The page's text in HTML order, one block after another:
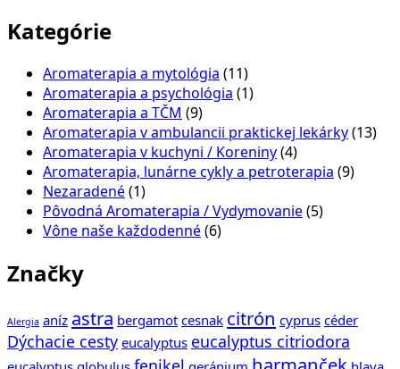
Kategórie
Aromaterapia a mytológia (11)
Aromaterapia a psychológia (1)
Aromaterapia a TČM (9)
Aromaterapia v ambulancii praktickej lekárky(13)
Aromaterapia v kuchyni / Koreniny(4)
Aromaterapia, lunárne cykly a petroterapia (9)
Nezaradené(1)
Pôvodná Aromaterapia / Vydymovanie(5)
Vône naše každodenné(6)
Značky
Alergia aníz astra bergamot cesnak citrón cyprus céder
Dýchacie cesty eucalyptus eucalyptus citriodora